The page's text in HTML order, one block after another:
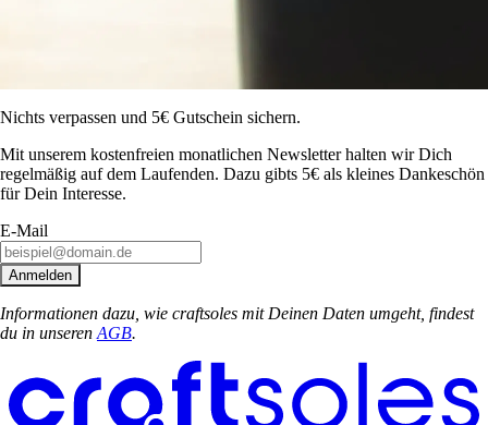
Nichts verpassen und 5€ Gutschein sichern.
Mit unserem kostenfreien monatlichen Newsletter halten wir Dich
regelmäßig auf dem Laufenden. Dazu gibts 5€ als kleines Dankeschön
für Dein Interesse.
E-Mail
Anmelden
Informationen dazu, wie craftsoles mit Deinen Daten umgeht, findest
du in unseren AGB.